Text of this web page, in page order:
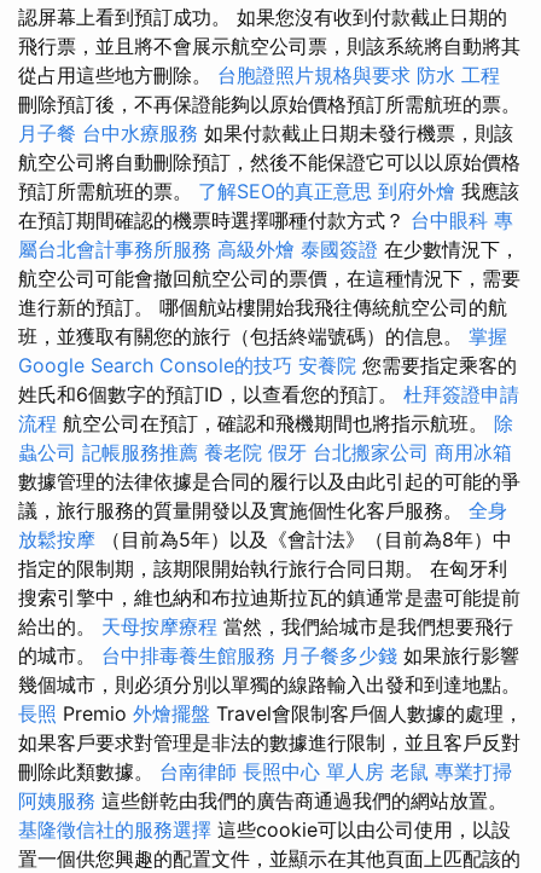
認屏幕上看到預訂成功。 如果您沒有收到付款截止日期的
飛行票，並且將不會展示航空公司票，則該系統將自動將其
從占用這些地方刪除。 台胞證照片規格與要求 防水 工程
刪除預訂後，不再保證能夠以原始價格預訂所需航班的票。
月子餐 台中水療服務 如果付款截止日期未發行機票，則該
航空公司將自動刪除預訂，然後不能保證它可以以原始價格
預訂所需航班的票。 了解SEO的真正意思 到府外燴 我應該
在預訂期間確認的機票時選擇哪種付款方式？ 台中眼科 專
屬台北會計事務所服務 高級外燴 泰國簽證 在少數情況下，
航空公司可能會撤回航空公司的票價，在這種情況下，需要
進行新的預訂。 哪個航站樓開始我飛往傳統航空公司的航
班，並獲取有關您的旅行（包括終端號碼）的信息。 掌握
Google Search Console的技巧 安養院 您需要指定乘客的
姓氏和6個數字的預訂ID，以查看您的預訂。 杜拜簽證申請
流程 航空公司在預訂，確認和飛機期間也將指示航班。 除
蟲公司 記帳服務推薦 養老院 假牙 台北搬家公司 商用冰箱
數據管理的法律依據是合同的履行以及由此引起的可能的爭
議，旅行服務的質量開發以及實施個性化客戶服務。 全身
放鬆按摩
（目前為5年）以及《會計法》（目前為8年）中
指定的限制期，該期限開始執行旅行合同日期。 在匈牙利
搜索引擎中，維也納和布拉迪斯拉瓦的鎮通常是盡可能提前
給出的。 天母按摩療程 當然，我們給城市是我們想要飛行
的城市。 台中排毒養生館服務 月子餐多少錢 如果旅行影響
幾個城市，則必須分別以單獨的線路輸入出發和到達地點。
長照 Premio 外燴擺盤 Travel會限制客戶個人數據的處理，
如果客戶要求對管理是非法的數據進行限制，並且客戶反對
刪除此類數據。 台南律師 長照中心 單人房 老鼠 專業打掃
阿姨服務 這些餅乾由我們的廣告商通過我們的網站放置。
基隆徵信社的服務選擇 這些cookie可以由公司使用，以設
置一個供您興趣的配置文件，並顯示在其他頁面上匹配該的